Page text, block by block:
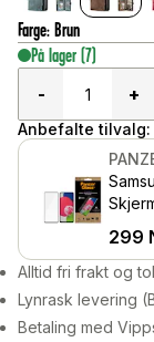
Farge: Brun
På lager (7)
-
+
Anbefalte tilvalg:
glass
299
Alltid fri frakt og
Lynrask levering
Betaling med